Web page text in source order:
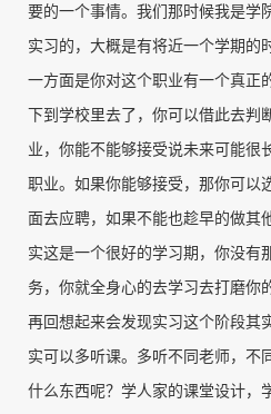
要的一个事情。我们那时候我是学
实习的，大概是有将近一个学期的
一方面是你对这个职业有一个真正
下到学校里去了，你可以借此去判
业，你能不能够接受说未来可能很
职业。如果你能够接受，那你可以
面去应聘，如果不能也趁早的做其
实这是一个很好的学习期，你没有
务，你就全身心的去学习去打磨你
再回想起来会发现实习这个阶段其
实可以多听课。多听不同老师，不
什么东西呢？学人家的课堂设计，